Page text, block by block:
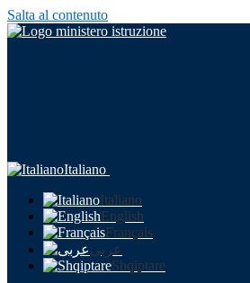
Salta al contenuto
Italiano
Italiano
English
Français
عربى
Shqiptare